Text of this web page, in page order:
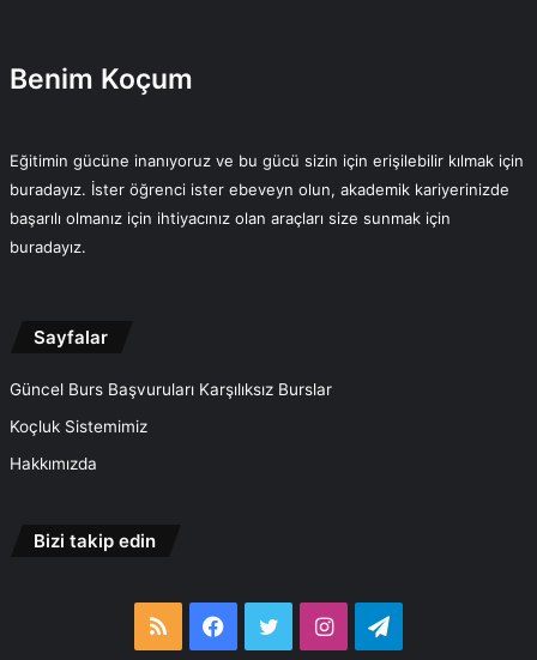
Benim Koçum
Eğitimin gücüne inanıyoruz ve bu gücü sizin için erişilebilir kılmak için
buradayız. İster öğrenci ister ebeveyn olun, akademik kariyerinizde
başarılı olmanız için ihtiyacınız olan araçları size sunmak için
buradayız.
Sayfalar
Güncel Burs Başvuruları Karşılıksız Burslar
Koçluk Sistemimiz
Hakkımızda
Bizi takip edin
RSS Facebook
TwitterInstagramTelegram